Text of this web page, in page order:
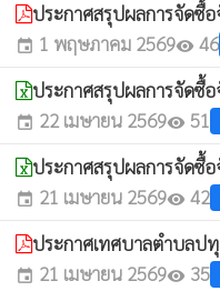
ประกาศสรุปผลการจัดซื้
event 1 พฤษภาคม 2569visibility 46
ประกาศสรุปผลการจัดซื้
event 22 เมษายน 2569visibility 51
ประกาศสรุปผลการจัดซื้
event 21 เมษายน 2569visibility 42
ประกาศเทศบาลตำบลป
event 21 เมษายน 2569visibility 35